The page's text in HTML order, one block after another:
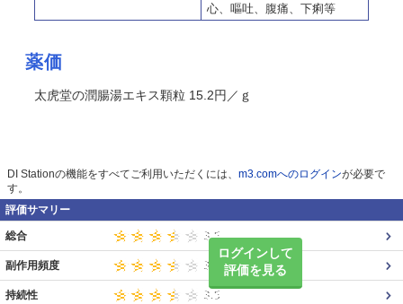
心、嘔吐、腹痛、下痢等
薬価
太虎堂の潤腸湯エキス顆粒 15.2円／ｇ
DI Stationの機能をすべてご利用いただくには、 m3.comへのログインが必要で
す。
評価サマリー
ログインして
評価を見る
総合
副作用頻度
持続性